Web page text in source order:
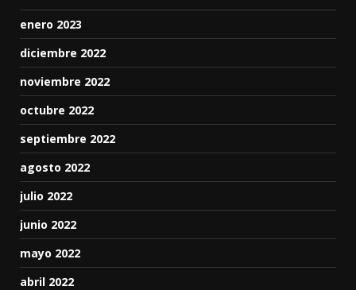
enero 2023
diciembre 2022
noviembre 2022
octubre 2022
septiembre 2022
agosto 2022
julio 2022
junio 2022
mayo 2022
abril 2022